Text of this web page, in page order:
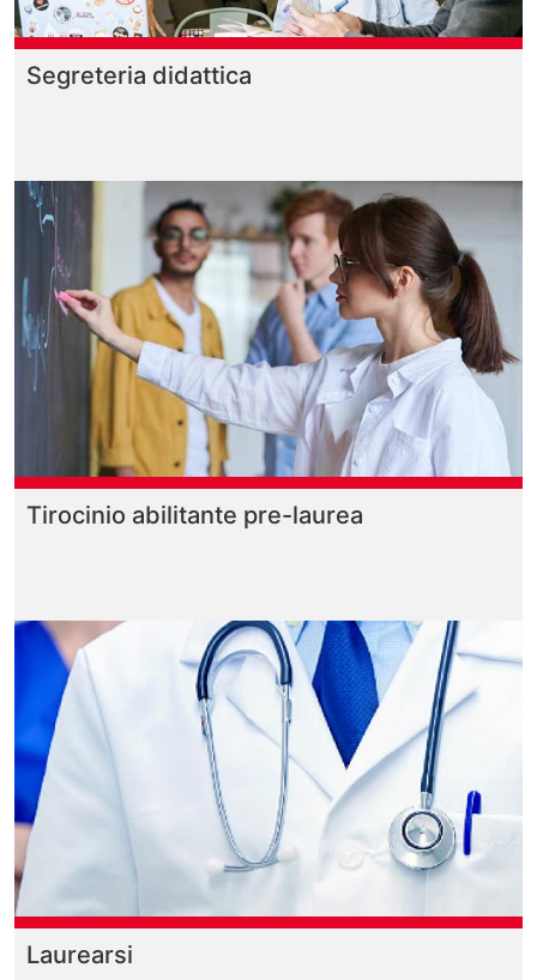
Segreteria didattica
Tirocinio abilitante pre-laurea
Laurearsi